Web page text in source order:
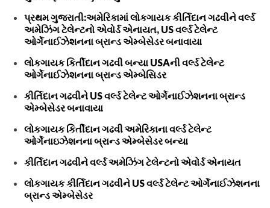
પ્રથમ ગુજરાતી:અમેરિકામાં લોકગાયક કીર્તિદાન ગઢવીને વર્લ્ડ
અમેઝિંગ ટેલેન્ટનો એવોર્ડ એનાયત, US વર્લ્ડ ટેલેન્ટ
ઓર્ગેનાઈઝેશનના બ્રાન્ડ એમ્બેસેડર બનાવાયા
લોકગાયક કિર્તીદાન ગઢવી બન્યા USAની વર્લ્ડ ટેલેન્ટ
ઓર્ગેનાઈઝેશનના બ્રાન્ડ એમ્બેસિડર
કીર્તિદાન ગઢવીને US વર્લ્ડ ટેલેન્ટ ઓર્ગેનાઈઝેશનના બ્રાન્ડ
એમ્બેસેડર બનાવાયા
લોકગાયક કિર્તીદાન ગઢવી અમેરિકાના વર્લ્ડ ટેલેન્ટ
ઓર્ગેનાઇઝેશનના બ્રાન્ડ એમ્બેસેડર બન્યા
કીર્તિદાન ગઢવીને વર્લ્ડ અમેઝિંગ ટેલેન્ટનો એવોર્ડ એનાયત
લોકગાયક કીર્તિદાન ગઢવીને US વર્લ્ડ ટેલેન્ટ ઓર્ગેનાઈઝેશનના
બ્રાન્ડ એમ્બેસેડર